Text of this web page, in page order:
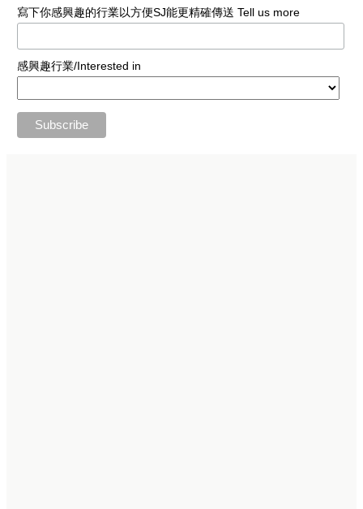
寫下你感興趣的行業以方便SJ能更精確傳送 Tell us more
感興趣行業/Interested in